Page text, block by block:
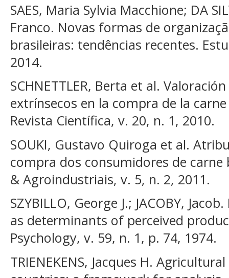
SAES, Maria Sylvia Macchione; DA
Franco. Novas formas de
brasileiras: tendências recentes.
2014.
SCHNETTLER, Berta et al.
extrínsecos en la compra de la
Revista Científica, v. 20, n. 1, 2010.
SOUKI, Gustavo Quiroga et al.
compra dos consumidores de carne
& Agroindustriais, v. 5, n. 2, 2011.
SZYBILLO, George J.; JACOBY,
as determinants of perceived
Psychology, v. 59, n. 1, p. 74, 1974.
TRIENEKENS, Jacques H.